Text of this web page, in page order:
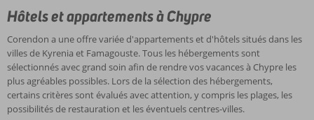
en
visitant
également
des
sites
culturels
et
naturels.
Kyrenia
de
Famagouste
et,
bien
entendu,
la
cette
chaleureuse,
réservez
l'un
de
nos
superbes
300
par
an.
est
langue
officielle
de
la
partie
Nord
sélectionnés
avec
grand
soin
afin
de
rendre
Hôtels et appartements à Chypre
Corendon a une offre variée d'appartements et d'hôtels situés dans les
villes de Kyrenia et Famagouste. Tous les hébergements sont
sélectionnés avec grand soin afin de rendre vos vacances à Chypre les
plus agréables possibles. Lors de la sélection des hébergements,
certains critères sont évalués avec attention, y compris les plages, les
possibilités de restauration et les éventuels centres-villes.